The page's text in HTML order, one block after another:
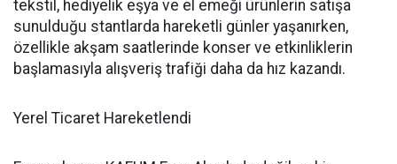
tekstil, hediyelik eşya ve el emeği ürünlerin satışa
sunulduğu stantlarda hareketli günler yaşanırken,
özellikle akşam saatlerinde konser ve etkinliklerin
başlamasıyla alışveriş trafiği daha da hız kazandı.
Yerel Ticaret Hareketlendi